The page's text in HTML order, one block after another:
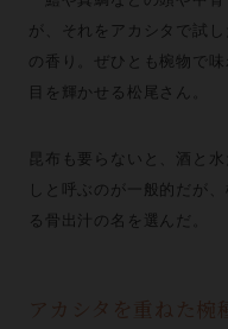
が、それをアカシタで試
の香り。ぜひとも椀物で
目を輝かせる松尾さん。
昆布も要らないと、酒と
しと呼ぶのが一般的だが
る骨出汁の名を選んだ。
アカシタを重ねた椀